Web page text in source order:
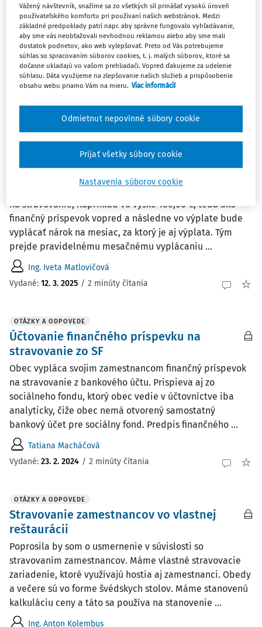
zamestnávateľa a zamestnanca v ŠJ
Podľa VZN obce je výška úhrady za stravu v ŠJ pre
zamestnancov v sume 4,20 €, z toho je nákup potravín
2,40 € a režijné náklady sú 1,80 € za odobratý obed.
Zamestnávateľ tiež poskytuje príspevok zo SF v sume
0,33 €. Chcem sa opýtať, koľko prispieva na ...
Tatiana Macháčová
11. 12. 2025 / 1 minúta čítania
OTÁZKY A ODPOVEDE
Záloha na príspevok na stravovanie
Môže spoločnosť vyplatiť zamestnancovi vopred zálohu
na stravovanie, napríklad vo výške 100,00 €, teda ako
finančný príspevok vopred a následne vo výplate bude
vyplácať nárok na mesiac, za ktorý je aj výplata. Tým
prejde pravidelnému mesačnému vyplácaniu ...
Ing. Iveta Matlovičová
Vydané: 12. 3. 2025 / 2 minúty čítania
OTÁZKY A ODPOVEDE
Účtovanie finančného príspevku na
stravovanie zo SF
Obec vypláca svojim zamestnancom finančný príspevok
na stravovanie z bankového účtu. Prispieva aj zo
sociálneho fondu, ktorý obec vedie v účtovníctve iba
analyticky, čiže obec nemá otvorený samostatný
bankový účet pre sociálny fond. Predpis finančného ...
Tatiana Macháčová
Vydané: 23. 2. 2024 / 2 minúty čítania
OTÁZKY A ODPOVEDE
Stravovanie zamestnancov vo vlastnej
reštaurácii
Poprosila by som o usmernenie v súvislosti so
stravovaním zamestnancov. Máme vlastné stravovacie
zariadenie, ktoré využívajú hostia aj zamestnanci. Obedy
a večere sú vo forme švédskych stolov. Máme stanovenú
kalkuláciu ceny a táto sa používa na stanovenie ...
Ing. Anton Kolembus
Vážený návštevník, snažíme sa zo všetkých síl prinášať vysokú úroveň
používateľského komfortu pri používaní našich webstránok. Medzi
základné predpoklady patrí napr. aby správne fungovalo vyhľadávanie,
aby sme vás neobťažovali nevhodnou reklamou alebo aby sme mali
dostatok podnetov, ako web vylepšovať. Preto od Vás potrebujeme
súhlas so spracovaním súborov cookies, t. j. malých súborov, ktoré sa
dočasne ukladajú vo vašom prehliadači. Vopred ďakujeme za udelenie
súhlasu. Dáta využijeme na zlepšovanie našich služieb a prispôsobenie
obsahu webu priamo Vám na mieru. Viac informácií
Nastavenia súborov cookie
Odmietnut nepovinné súbory cookie
Prijať všetky súbory cookie